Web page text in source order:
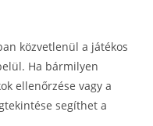
közvetlenül a játékos
Ha bármilyen
ellenőrzése vagy a
segíthet a